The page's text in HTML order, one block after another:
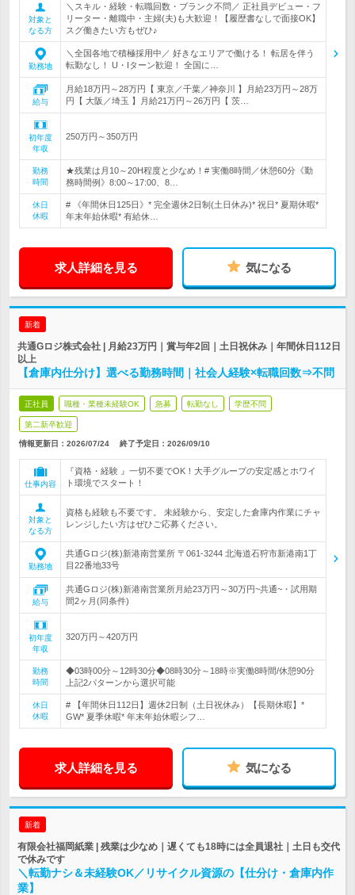
対象と
なる方
＼スキル・経験・転職回数・ブランク不問／ 正社員デビュー・フ
リーター・離職中・主婦(夫)も大歓迎！【履歴書なしで面接OK】
スグ働きたい方もぜひ♪
勤務地
＼全国各地で積極採用中／ 好きなエリアで働ける！ 転居を伴う
転勤なし！ U・Iターン歓迎！ 全国に…
給与
月給18万円～28万円【 東京／千葉／神奈川 】月給23万円～28万
円【 大阪／埼玉 】月給21万円～26万円【 茨…
初年度
年収
250万円～350万円
勤務
時間
★残業は月10～20H程度と少なめ！# 実働8時間／休憩60分《勤
務時間例》8:00～17:00、8…
休日
休暇
# 《年間休日125日》* 完全週休2日制(土日休み)* 祝日* 夏期休暇*
年末年始休暇* 有給休…
求人詳細を見る 気になる
新着
共通Gロジ株式会社 | 月給23万円｜賞与年2回｜土日祝休み｜年間休日112日
以上
【倉庫内仕分け】選べる勤務時間｜社会人経験×転職回数⇒不問
正社員 職種・業種未経験OK 急募 転勤なし 学歴不問
第二新卒歓迎
情報更新日：2026/07/24 終了予定日： 2026/09/10
仕事内容
『資格・経験 』一切不要でOK！大手グループの安定感とホワイ
ト環境でスタート！
対象と
なる方
資格も経験も不要です。 未経験から、安定した倉庫内作業にチャ
レンジしたい方はぜひご応募ください。
勤務地
共通Gロジ(株)新港南営業所 〒061-3244 北海道石狩市新港南1丁
目22番地33号
給与
共通Gロジ(株)新港南営業所月給23万円～30万円~共通~・試用期
間2ヶ月(同条件)
初年度
年収
320万円～420万円
勤務
時間
◆03時00分～12時30分◆08時30分～18時※実働8時間/休憩90分
上記2パターンから選択可能
休日
休暇
# 【年間休日112日】週休2日制（土日祝休み）【長期休暇】*
GW* 夏季休暇* 年末年始休暇シフ…
求人詳細を見る 気になる
新着
有限会社福岡紙業 | 残業は少なめ｜遅くても18時には全員退社｜土日も交代
で休みです
＼転勤ナシ＆未経験OK／リサイクル資源の【仕分け・倉庫内作
業】